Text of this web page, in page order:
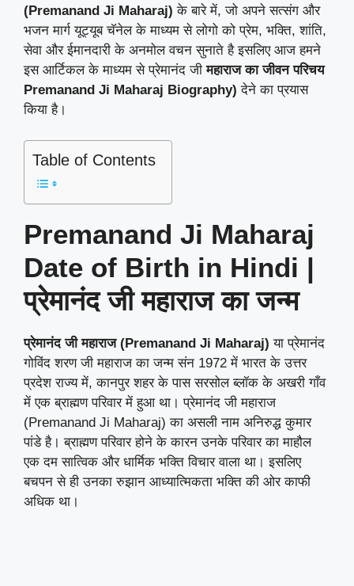
(Premanand Ji Maharaj) के बारे में, जो अपने सत्संग और
भजन मार्ग यूट्यूब चॅनेल के माध्यम से लोगो को प्रेम, भक्ति, शांति,
सेवा और ईमानदारी के अनमोल वचन सुनाते है इसलिए आज हमने
इस आर्टिकल के माध्यम से प्रेमानंद जीमहाराज का जीवन परिचय
Premanand Ji Maharaj Biography)देने का प्रयास
किया है।
Table of Contents
Premanand Ji Maharaj
Date of Birth in Hindi |
प्रेमानंद जी महाराज का जन्म
प्रेमानंद जी महाराज (Premanand Ji Maharaj) या प्रेमानंद
गोविंद शरण जी महाराज का जन्म संन 1972 में भारत के उत्तर
प्रदेश राज्य में, कानपुर शहर के पास सरसोल ब्लॉक के अखरी गाँव
में एक ब्राह्मण परिवार में हुआ था। प्रेमानंद जी महाराज
(Premanand Ji Maharaj) का असली नाम अनिरुद्ध कुमार
पांडे है। ब्राह्मण परिवार होने के कारन उनके परिवार का माहौल
एक दम सात्विक और धार्मिक भक्ति विचार वाला था। इसलिए
बचपन से ही उनका रुझान आध्यात्मिकता भक्ति की ओर काफी
अधिक था।